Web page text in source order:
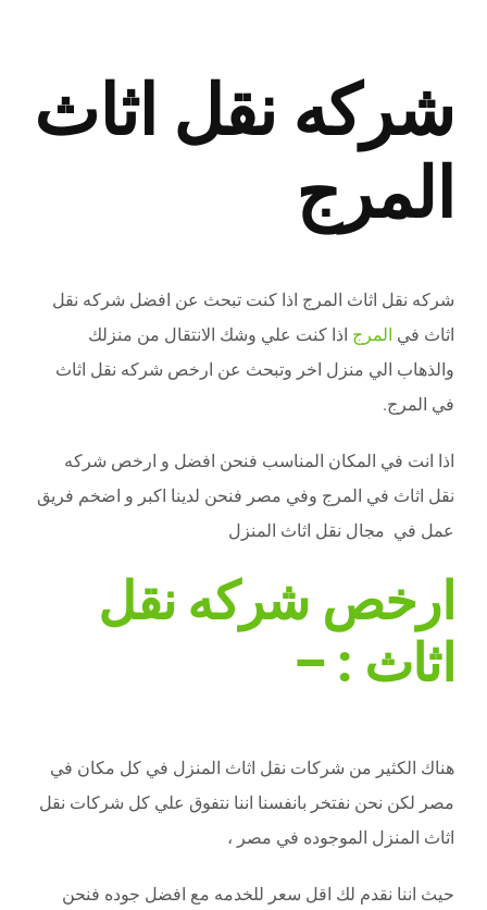
احجز موعد
Image
شركه نقل اثاث
المرج
شركه نقل اثاث المرج اذا كنت تبحث عن افضل شركه نقل
اثاث في المرج اذا كنت علي وشك الانتقال من منزلك
والذهاب الي منزل اخر وتبحث عن ارخص شركه نقل اثاث
في المرج.
اذا انت في المكان المناسب فنحن افضل و ارخص شركه
نقل اثاث في المرج وفي مصر فنحن لدينا اكبر و اضخم فريق
عمل في مجال نقل اثاث المنزل
ارخص شركه نقل
اثاث : –
هناك الكثير من شركات نقل اثاث المنزل في كل مكان في
مصر لكن نحن نفتخر بانفسنا اننا نتفوق علي كل شركات نقل
اثاث المنزل الموجوده في مصر ،
حيث اننا نقدم لك اقل سعر للخدمه مع افضل جوده فنحن